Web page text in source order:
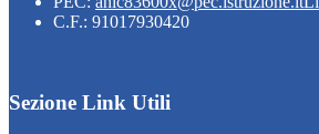
C.F.: 91017930420
Sezione Link Utili